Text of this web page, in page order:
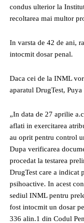
condus ulterior la
recoltarea mai multor
In varsta de 42 de ani,
intocmit dosar penal.
Daca cei de la INML
aparatul DrugTest,
„In data de 27 aprilie
aflati in exercitarea
au oprit pentru control
Dupa verificarea
procedat la testarea
DrugTest care a indicat
psihoactive. In acest
sediul INML pentru
fost intocmit un dosar
336 alin.1 din Codul